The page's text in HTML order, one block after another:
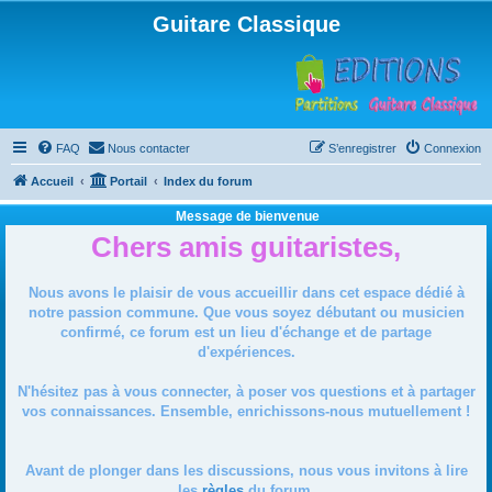
Guitare Classique
FAQ Nous contacter Connexion
S’enregistrer
Accueil Portail Index du forum
Message de bienvenue
Chers amis guitaristes,
Nous avons le plaisir de vous accueillir dans cet espace dédié à
notre passion commune. Que vous soyez débutant ou musicien
confirmé, ce forum est un lieu d'échange et de partage
d'expériences.
N'hésitez pas à vous connecter, à poser vos questions et à partager
vos connaissances. Ensemble, enrichissons-nous mutuellement !
Avant de plonger dans les discussions, nous vous invitons à lire